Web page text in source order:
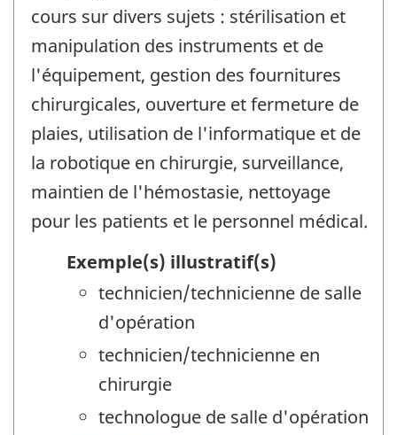
cours sur divers sujets : stérilisation et
manipulation des instruments et de
l'équipement, gestion des fournitures
chirurgicales, ouverture et fermeture de
plaies, utilisation de l'informatique et de
la robotique en chirurgie, surveillance,
maintien de l'hémostasie, nettoyage
pour les patients et le personnel médical.
Exemple(s) illustratif(s)
technicien/technicienne de salle
d'opération
technicien/technicienne en
chirurgie
technologue de salle d'opération